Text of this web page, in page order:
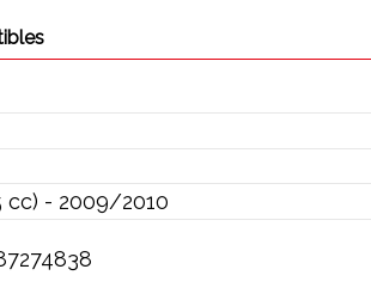
cc) - 2009/2010